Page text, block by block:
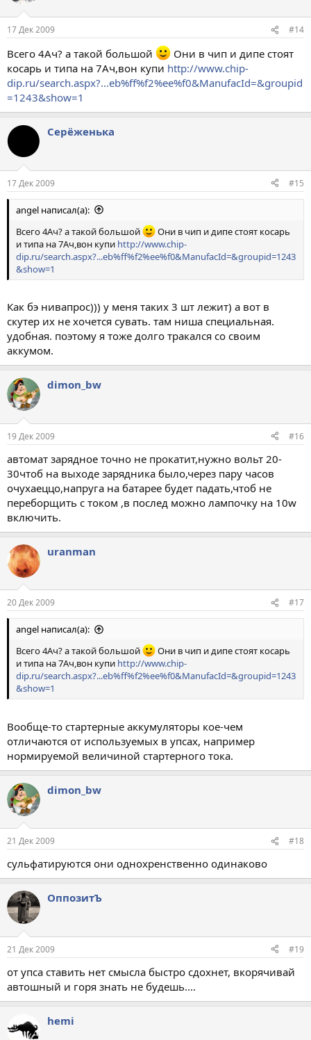
17 Дек 2009 #14
Всего 4Ач? а такой большой
Они в чип и дипе стоят
косарь и типа на 7Ач,вон купи http://www.chip-
dip.ru/search.aspx?...eb%ff%f2%ee%f0&ManufacId=&groupid
=1243&show=1
Серёженька
17 Дек 2009 #15
angel написал(а):
Всего 4Ач? а такой большой
Они в чип и дипе стоят косарь
и типа на 7Ач,вон купи http://www.chip-
dip.ru/search.aspx?...eb%ff%f2%ee%f0&ManufacId=&groupid=1243
&show=1
Как бэ нивапрос))) у меня таких 3 шт лежит) а вот в
скутер их не хочется сувать. там ниша специальная.
удобная. поэтому я тоже долго тракался со своим
аккумом.
dimon_bw
19 Дек 2009 #16
автомат зарядное точно не прокатит,нужно вольт 20-
30чтоб на выходе зарядника было,через пару часов
очухаеццо,напруга на батарее будет падать,чтоб не
переборщить с током ,в послед можно лампочку на 10w
включить.
uranman
20 Дек 2009 #17
angel написал(а):
Всего 4Ач? а такой большой
Они в чип и дипе стоят косарь
и типа на 7Ач,вон купи http://www.chip-
dip.ru/search.aspx?...eb%ff%f2%ee%f0&ManufacId=&groupid=1243
&show=1
Вообще-то стартерные аккумуляторы кое-чем
отличаются от используемых в упсах, например
нормируемой величиной стартерного тока.
dimon_bw
21 Дек 2009 #18
сульфатируются они однохренственно одинаково
ОппозитЪ
21 Дек 2009 #19
от упса ставить нет смысла быстро сдохнет, вкорячивай
автошный и горя знать не будешь....
hemi